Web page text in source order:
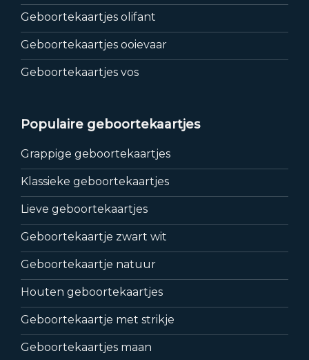
Geboortekaartjes olifant
Geboortekaartjes ooievaar
Geboortekaartjes vos
Populaire geboortekaartjes
Grappige geboortekaartjes
Klassieke geboortekaartjes
Lieve geboortekaartjes
Geboortekaartje zwart wit
Geboortekaartje natuur
Houten geboortekaartjes
Geboortekaartje met strikje
Geboortekaartjes maan